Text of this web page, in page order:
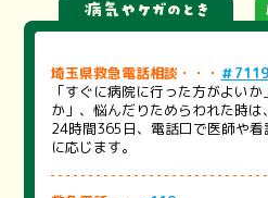
埼玉県救急電話相談・・・ ＃7119
「すぐに病院に行った方がよい
か」、悩んだりためらわれた時は
24時間365日、電話口で医師や
に応じます。